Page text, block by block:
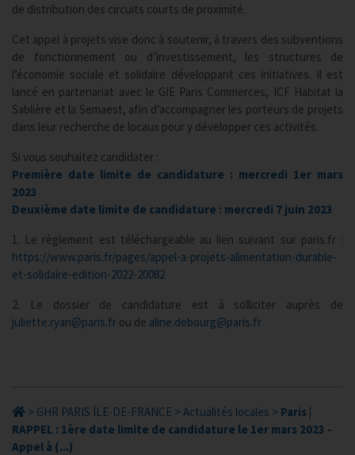
de distribution des circuits courts de proximité.
Cet appel à projets vise donc à soutenir, à travers des subventions
de fonctionnement ou d’investissement, les structures de
l’économie sociale et solidaire développant ces initiatives. Il est
lancé en partenariat avec le GIE Paris Commerces, ICF Habitat la
Sablière et la Semaest, afin d’accompagner les porteurs de projets
dans leur recherche de locaux pour y développer ces activités.
Si vous souhaitez candidater :
Première date limite de candidature : mercredi 1er mars
2023
Deuxième date limite de candidature : mercredi 7 juin 2023
1. Le règlement est téléchargeable au lien suivant sur paris.fr :
https://www.paris.fr/pages/appel-a-projets-alimentation-durable-
et-solidaire-edition-2022-20082
2. Le dossier de candidature est à solliciter auprès de
juliette.ryan@paris.fr ou de aline.debourg@paris.fr
> GHR PARIS ÎLE-DE-FRANCE > Actualités locales > Paris |
RAPPEL : 1ère date limite de candidature le 1er mars 2023 -
Appel à (...)